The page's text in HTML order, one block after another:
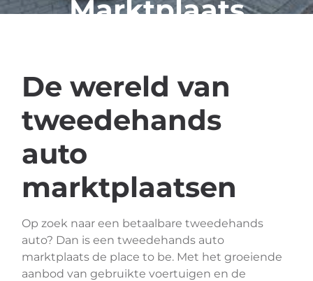
Marktplaats
De wereld van
tweedehands
auto
marktplaatsen
Op zoek naar een betaalbare tweedehands
auto? Dan is een tweedehands auto
marktplaats de place to be. Met het groeiende
aanbod van gebruikte voertuigen en de